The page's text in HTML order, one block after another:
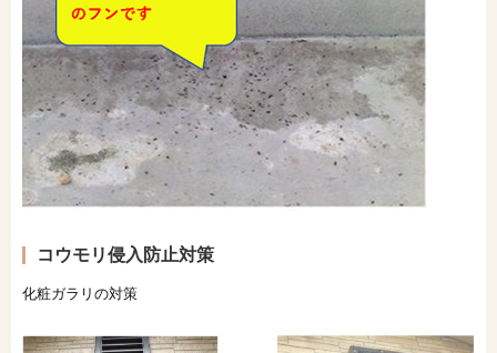
コウモリ侵入防止対策
化粧ガラリの対策